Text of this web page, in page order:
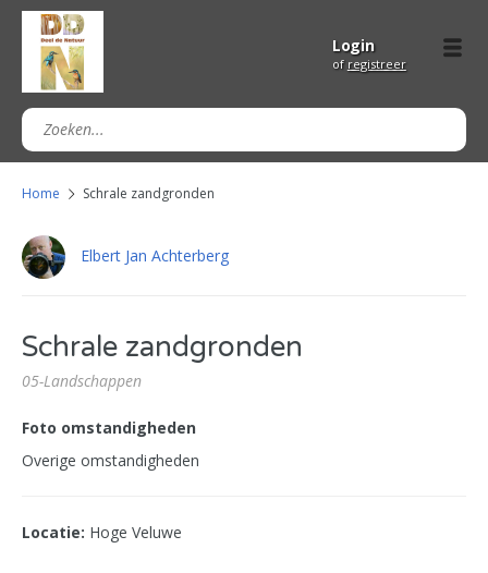
Login
of registreer
Home Schrale zandgronden
Elbert Jan Achterberg
Schrale zandgronden
05-Landschappen
Foto omstandigheden
Overige omstandigheden
Locatie: Hoge Veluwe